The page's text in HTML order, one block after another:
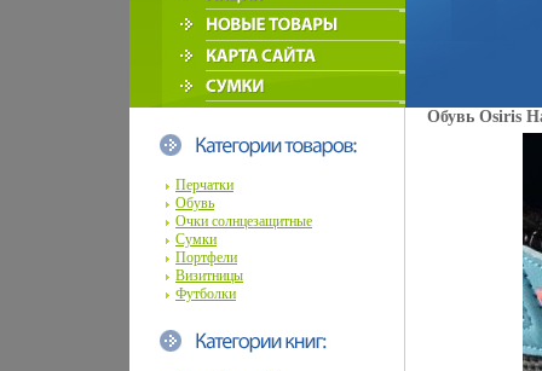
Перчатки
Обувь
Очки солнцезащитные
Сумки
Портфели
Визитницы
Футболки
Обувь Osiris